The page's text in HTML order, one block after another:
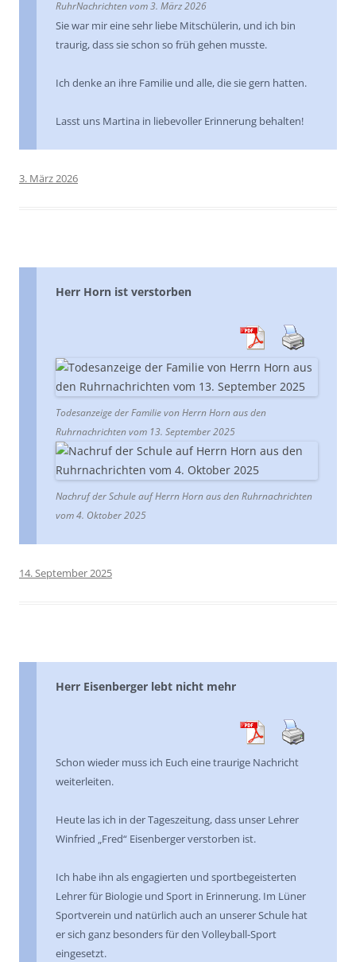
RuhrNachrichten vom 3. März 2026
Sie war mir eine sehr liebe Mitschülerin, und ich bin
traurig, dass sie schon so früh gehen musste.
Ich denke an ihre Familie und alle, die sie gern hatten.
Lasst uns Martina in liebevoller Erinnerung behalten!
3. März 2026
Herr Horn ist verstorben
Todesanzeige der Familie von Herrn Horn aus den
Ruhrnachrichten vom 13. September 2025
Nachruf der Schule auf Herrn Horn aus den Ruhrnachrichten
vom 4. Oktober 2025
14. September 2025
Herr Eisenberger lebt nicht mehr
Schon wieder muss ich Euch eine traurige Nachricht
weiterleiten.
Heute las ich in der Tageszeitung, dass unser Lehrer
Winfried „Fred“ Eisenberger verstorben ist.
Ich habe ihn als engagierten und sportbegeisterten
Lehrer für Biologie und Sport in Erinnerung. Im Lüner
Sportverein und natürlich auch an unserer Schule hat
er sich ganz besonders für den Volleyball-Sport
eingesetzt.